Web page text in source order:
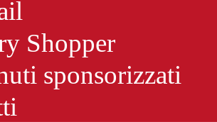
Shopper
sponsorizzati